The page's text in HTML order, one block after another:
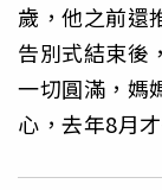
歲，他之前還
告別式結束後
一切圓滿，媽
心，去年8月